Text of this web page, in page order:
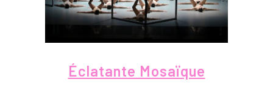
Éclatante Mosaïque